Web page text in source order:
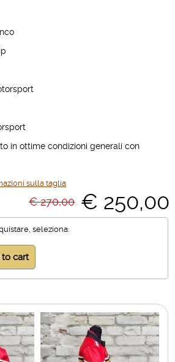
in ottime condizioni generali con
sulla taglia
€ 270,00 € 250,00
seleziona: